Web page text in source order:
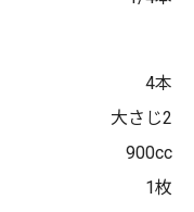
4本
大さじ2
900cc
1枚